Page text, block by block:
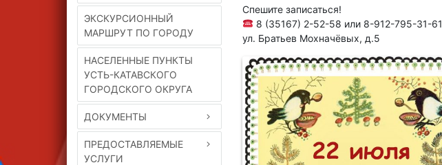
ЭКСКУРСИОННЫЙ
МАРШРУТ ПО ГОРОДУ
НАСЕЛЕННЫЕ ПУНКТЫ
УСТЬ-КАТАВСКОГО
ГОРОДСКОГО ОКРУГА
ДОКУМЕНТЫ
ПРЕДОСТАВЛЯЕМЫЕ
УСЛУГИ
Спешите записаться!
8 (35167) 2-52-58 или 8-912-795-31-61
ул. Братьев Мохначёвых, д.5